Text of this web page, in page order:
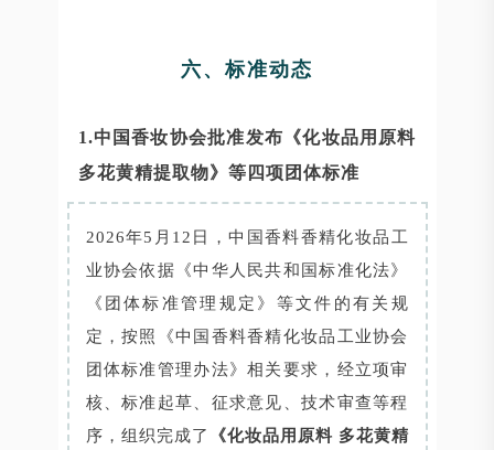
六、标准动态
1.中国香妆协会批准发布《化妆品用原料
多花黄精提取物》等四项团体标准
2026年5月12日，中国香料香精化妆品工
业协会依据《中华人民共和国标准化法》
《团体标准管理规定》等文件的有关规
定，按照《中国香料香精化妆品工业协会
团体标准管理办法》相关要求，经立项审
核、标准起草、征求意见、技术审查等程
序，组织完成了
《化妆品用原料 多花黄精